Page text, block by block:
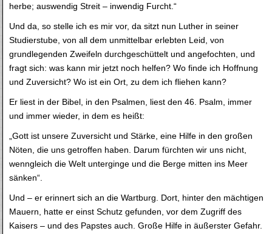
herbe; auswendig Streit – inwendig Furcht.“
Und da, so stelle ich es mir vor, da sitzt nun Luther in seiner
Studierstube, von all dem unmittelbar erlebten Leid, von
grundlegenden Zweifeln durchgeschüttelt und angefochten, und
fragt sich: was kann mir jetzt noch helfen? Wo finde ich Hoffnung
und Zuversicht? Wo ist ein Ort, zu dem ich fliehen kann?
Er liest in der Bibel, in den Psalmen, liest den 46. Psalm, immer
und immer wieder, in dem es heißt:
„Gott ist unsere Zuversicht und Stärke, eine Hilfe in den großen
Nöten, die uns getroffen haben. Darum fürchten wir uns nicht,
wenngleich die Welt unterginge und die Berge mitten ins Meer
sänken“.
Und – er erinnert sich an die Wartburg. Dort, hinter den mächtigen
Mauern, hatte er einst Schutz gefunden, vor dem Zugriff des
Kaisers – und des Papstes auch. Große Hilfe in äußerster Gefahr.